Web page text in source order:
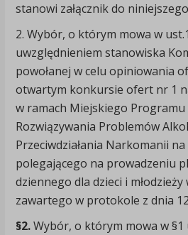
stanowi załącznik do
2. Wybór, o którym mowa w
uwzględnieniem stanowiska
powołanej w celu opiniowania
otwartym konkursie ofert nr 1
w ramach Miejskiego
Rozwiązywania Problemów
Przeciwdziałania Narkomanii
polegającego na prowadzeniu
dziennego dla dzieci i
zawartego w protokole z dnia
§2.Wybór, o którym mowa w §1